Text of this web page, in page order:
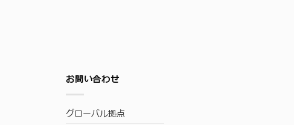
お問い合わせ
グローバル拠点